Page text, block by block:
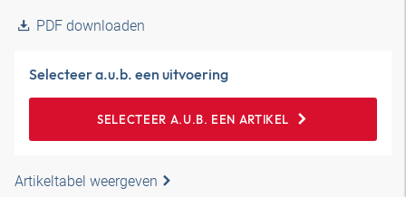
PDF downloaden
Selecteer a.u.b. een uitvoering
SELECTEER A.U.B. EEN ARTIKEL
Artikeltabel weergeven